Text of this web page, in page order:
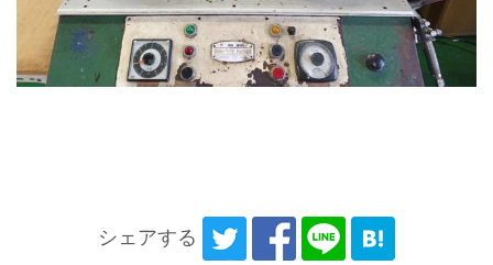
シェアする